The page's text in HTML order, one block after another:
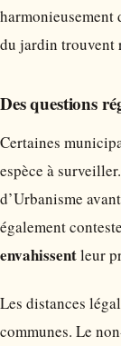
harmonieusement
du jardin trouvent
Des questions
Certaines
espèce à
d’Urbanisme
également
envahissentleur
Les distances
communes. Le